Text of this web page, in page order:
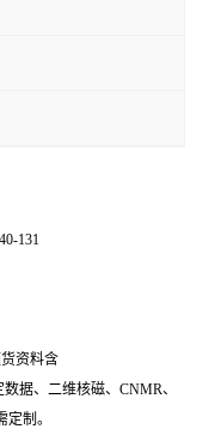
131
资料含
据、二维核磁、CNMR、
制。